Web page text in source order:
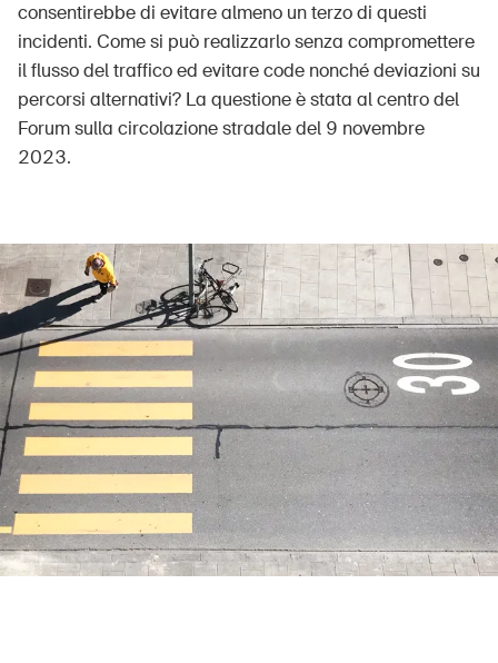
Posti vacanti
Ordinare & scaricare materiali
Approfondimenti giuridici
Delegate e delegati alla sicurezza e Comuni
Contatto e consulenza
consentirebbe di evitare almeno un terzo di questi
incidenti. Come si può realizzarlo senza compromettere
il flusso del traffico ed evitare code nonché deviazioni su
percorsi alternativi? La questione è stata al centro del
Forum sulla circolazione stradale del 9 novembre
2023.